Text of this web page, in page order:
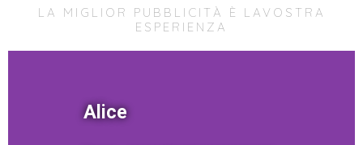
LA MIGLIOR PUBBLICITÀ È LAVOSTRA
ESPERIENZA
Alice